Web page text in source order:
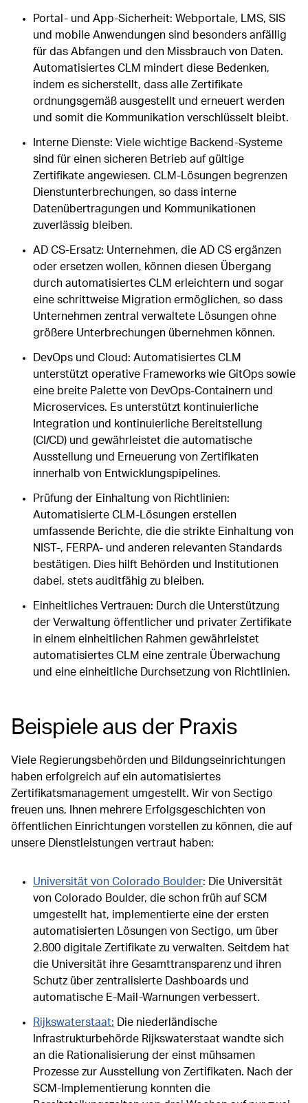
Portal- und App-Sicherheit: Webportale, LMS, SIS
und mobile Anwendungen sind besonders anfällig
für das Abfangen und den Missbrauch von Daten.
Automatisiertes CLM mindert diese Bedenken,
indem es sicherstellt, dass alle Zertifikate
ordnungsgemäß ausgestellt und erneuert werden
und somit die Kommunikation verschlüsselt bleibt.
Interne Dienste: Viele wichtige Backend-Systeme
sind für einen sicheren Betrieb auf gültige
Zertifikate angewiesen. CLM-Lösungen begrenzen
Dienstunterbrechungen, so dass interne
Datenübertragungen und Kommunikationen
zuverlässig bleiben.
AD CS-Ersatz: Unternehmen, die AD CS ergänzen
oder ersetzen wollen, können diesen Übergang
durch automatisiertes CLM erleichtern und sogar
eine schrittweise Migration ermöglichen, so dass
Unternehmen zentral verwaltete Lösungen ohne
größere Unterbrechungen übernehmen können.
DevOps und Cloud: Automatisiertes CLM
unterstützt operative Frameworks wie GitOps sowie
eine breite Palette von DevOps-Containern und
Microservices. Es unterstützt kontinuierliche
Integration und kontinuierliche Bereitstellung
(CI/CD) und gewährleistet die automatische
Ausstellung und Erneuerung von Zertifikaten
innerhalb von Entwicklungspipelines.
Prüfung der Einhaltung von Richtlinien:
Automatisierte CLM-Lösungen erstellen
umfassende Berichte, die die strikte Einhaltung von
NIST-, FERPA- und anderen relevanten Standards
bestätigen. Dies hilft Behörden und Institutionen
dabei, stets auditfähig zu bleiben.
Einheitliches Vertrauen: Durch die Unterstützung
der Verwaltung öffentlicher und privater Zertifikate
in einem einheitlichen Rahmen gewährleistet
automatisiertes CLM eine zentrale Überwachung
und eine einheitliche Durchsetzung von Richtlinien.
Beispiele aus der Praxis
Viele Regierungsbehörden und Bildungseinrichtungen
haben erfolgreich auf ein automatisiertes
Zertifikatsmanagement umgestellt. Wir von Sectigo
freuen uns, Ihnen mehrere Erfolgsgeschichten von
öffentlichen Einrichtungen vorstellen zu können, die auf
unsere Dienstleistungen vertraut haben:
Universität von Colorado Boulder: Die Universität
von Colorado Boulder, die schon früh auf SCM
umgestellt hat, implementierte eine der ersten
automatisierten Lösungen von Sectigo, um über
2.800 digitale Zertifikate zu verwalten. Seitdem hat
die Universität ihre Gesamttransparenz und ihren
Schutz über zentralisierte Dashboards und
automatische E-Mail-Warnungen verbessert.
Rijkswaterstaat: Die niederländische
Infrastrukturbehörde Rijkswaterstaat wandte sich
an die Rationalisierung der einst mühsamen
Prozesse zur Ausstellung von Zertifikaten. Nach der
SCM-Implementierung konnten die